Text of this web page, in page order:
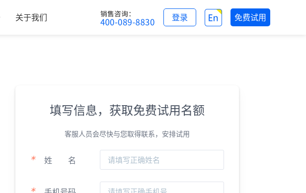
关于我们 免费试用
登录
填写信息，获取免费试用名额
客服人员会尽快与您取得联系，安排试用
* 姓 名